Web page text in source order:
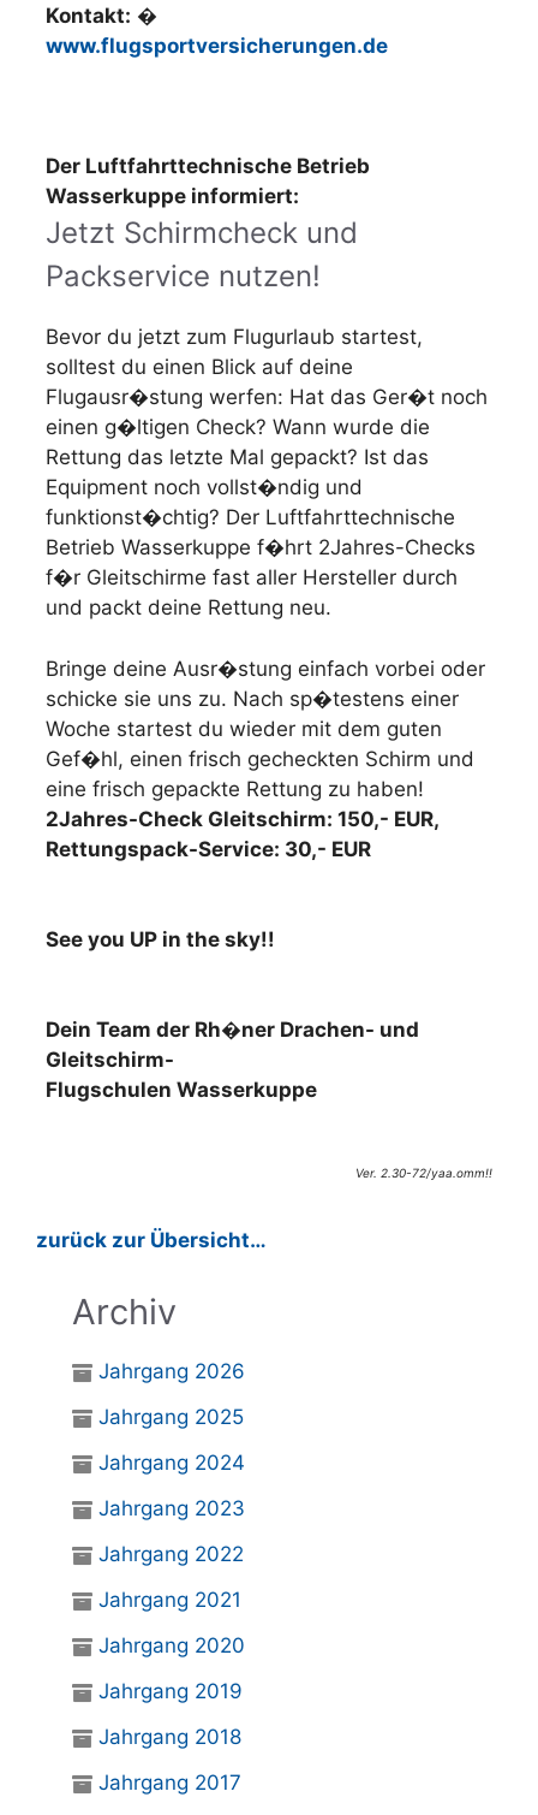
Kontakt: �
www.flugsportversicherungen.de
Der Luftfahrttechnische Betrieb
Wasserkuppe informiert:
Jetzt Schirmcheck und
Packservice nutzen!
Bevor du jetzt zum Flugurlaub startest,
solltest du einen Blick auf deine
Flugausr�stung werfen: Hat das Ger�t noch
einen g�ltigen Check? Wann wurde die
Rettung das letzte Mal gepackt? Ist das
Equipment noch vollst�ndig und
funktionst�chtig? Der Luftfahrttechnische
Betrieb Wasserkuppe f�hrt 2Jahres-Checks
f�r Gleitschirme fast aller Hersteller durch
und packt deine Rettung neu.
Bringe deine Ausr�stung einfach vorbei oder
schicke sie uns zu. Nach sp�testens einer
Woche startest du wieder mit dem guten
Gef�hl, einen frisch gecheckten Schirm und
eine frisch gepackte Rettung zu haben!
2Jahres-Check Gleitschirm: 150,- EUR,
Rettungspack-Service: 30,- EUR
See you UP in the sky!!
Dein Team der Rh�ner Drachen- und
Gleitschirm-
Flugschulen Wasserkuppe
Ver. 2.30-72/yaa.omm!!
zurück zur Übersicht…
Archiv
Jahrgang 2026
Jahrgang 2025
Jahrgang 2024
Jahrgang 2023
Jahrgang 2022
Jahrgang 2021
Jahrgang 2020
Jahrgang 2019
Jahrgang 2018
Jahrgang 2017